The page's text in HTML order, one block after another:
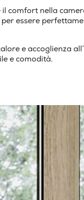
comfort nella
essere
e accoglienza
e comodità.